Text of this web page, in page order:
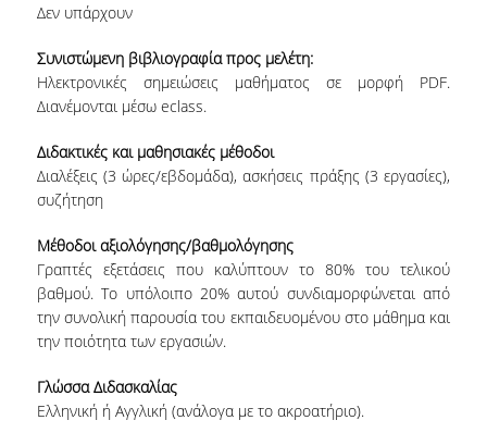
E-CLASS
ΒΙΒΛΙΟΘΗΚΗ
WEBMAIL
ΔΙΑΔΙΚΤΥΑΚΗ ΒΟΗΘΕΙΑ
ΕΠΙΚΟΙΝΩΝΙΑ
ΦΟΡΜΑ ΥΠΟΒΟΛΗΣ ΣΥΣΤΑΣΕΩΝ/
ΠΑΡΑΠΟΝΩΝ
Δεν υπάρχουν
Συνιστώμενη βιβλιογραφία προς μελέτη:
Ηλεκτρονικές σημειώσεις μαθήματος σε μορφή PDF.
Διανέμονται μέσω eclass.
Διδακτικές και μαθησιακές μέθοδοι
Διαλέξεις (3 ώρες/εβδομάδα), ασκήσεις πράξης (3 εργασίες),
συζήτηση
Μέθοδοι αξιολόγησης/βαθμολόγησης
Γραπτές εξετάσεις που καλύπτουν το 80% του τελικού
βαθμού. Το υπόλοιπο 20% αυτού συνδιαμορφώνεται από
την συνολική παρουσία του εκπαιδευομένου στο μάθημα και
την ποιότητα των εργασιών.
Γλώσσα Διδασκαλίας
Ελληνική ή Αγγλική (ανάλογα με το ακροατήριο).